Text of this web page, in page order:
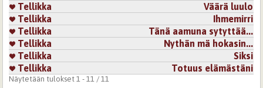
Tellikka
Väärä luulo
Tellikka
Ihmemirri
Tellikka
Tänä aamuna sytyttää...
Tellikka
Nythän mä hokasin...
Tellikka
Siksi
Tellikka
Totuus elämästäni
Näytetään tulokset 1 - 11 / 11